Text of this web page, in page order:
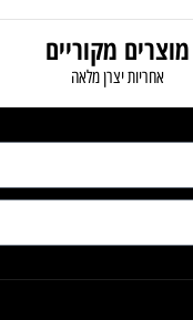
מוצרים מקוריים
אחריות יצרן מלאה